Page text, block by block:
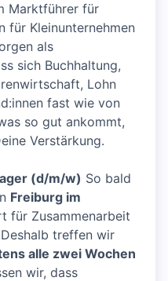
Marktführer für
für Kleinunternehmen
als
sich Buchhaltung,
Lohn
fast wie von
so gut ankommt,
Verstärkung.
(d/m/w) So bald
Freiburg im
für Zusammenarbeit
treffen wir
alle zwei Wochen
wir, dass